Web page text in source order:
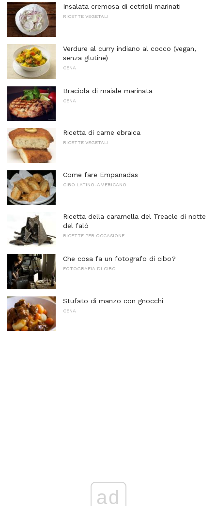
Insalata cremosa di cetrioli marinati
RICETTE VEGETALI
Verdure al curry indiano al cocco (vegan,
senza glutine)
CENA
Braciola di maiale marinata
CENA
Ricetta di carne ebraica
RICETTE VEGETALI
Come fare Empanadas
CIBO LATINO-AMERICANO
Ricetta della caramella del Treacle di notte
del falò
RICETTE PER OCCASIONE
Che cosa fa un fotografo di cibo?
FOTOGRAFIA DI CIBO
Stufato di manzo con gnocchi
CENA
ad